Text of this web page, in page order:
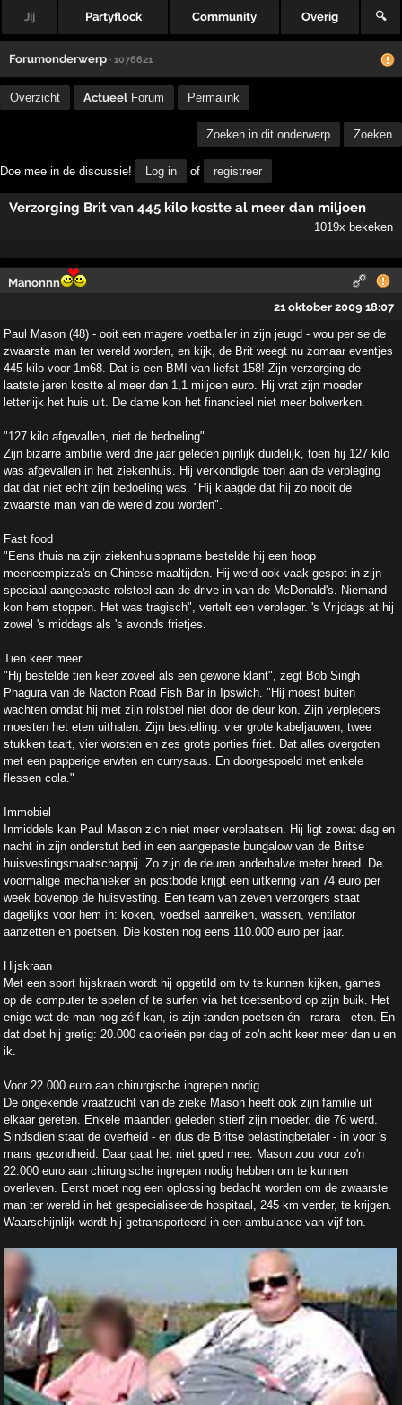
Jij Partyflock Community Overig 🔍
Forumonderwerp · 1076621
Overzicht Actueel Forum Permalink
Zoeken in dit onderwerp Zoeken
Doe mee in de discussie! Log in of registreer
Verzorging Brit van 445 kilo kostte al meer dan miljoen
1019x bekeken
Manonnn
21 oktober 2009 18:07
Paul Mason (48) - ooit een magere voetballer in zijn jeugd - wou per se de
zwaarste man ter wereld worden, en kijk, de Brit weegt nu zomaar eventjes
445 kilo voor 1m68. Dat is een BMI van liefst 158! Zijn verzorging de
laatste jaren kostte al meer dan 1,1 miljoen euro. Hij vrat zijn moeder
letterlijk het huis uit. De dame kon het financieel niet meer bolwerken.
"127 kilo afgevallen, niet de bedoeling"
Zijn bizarre ambitie werd drie jaar geleden pijnlijk duidelijk, toen hij 127 kilo
was afgevallen in het ziekenhuis. Hij verkondigde toen aan de verpleging
dat dat niet echt zijn bedoeling was. "Hij klaagde dat hij zo nooit de
zwaarste man van de wereld zou worden".
Fast food
"Eens thuis na zijn ziekenhuisopname bestelde hij een hoop
meeneempizza's en Chinese maaltijden. Hij werd ook vaak gespot in zijn
speciaal aangepaste rolstoel aan de drive-in van de McDonald's. Niemand
kon hem stoppen. Het was tragisch", vertelt een verpleger. 's Vrijdags at hij
zowel 's middags als 's avonds frietjes.
Tien keer meer
"Hij bestelde tien keer zoveel als een gewone klant", zegt Bob Singh
Phagura van de Nacton Road Fish Bar in Ipswich. "Hij moest buiten
wachten omdat hij met zijn rolstoel niet door de deur kon. Zijn verplegers
moesten het eten uithalen. Zijn bestelling: vier grote kabeljauwen, twee
stukken taart, vier worsten en zes grote porties friet. Dat alles overgoten
met een papperige erwten en currysaus. En doorgespoeld met enkele
flessen cola."
Immobiel
Inmiddels kan Paul Mason zich niet meer verplaatsen. Hij ligt zowat dag en
nacht in zijn onderstut bed in een aangepaste bungalow van de Britse
huisvestingsmaatschappij. Zo zijn de deuren anderhalve meter breed. De
voormalige mechanieker en postbode krijgt een uitkering van 74 euro per
week bovenop de huisvesting. Een team van zeven verzorgers staat
dagelijks voor hem in: koken, voedsel aanreiken, wassen, ventilator
aanzetten en poetsen. Die kosten nog eens 110.000 euro per jaar.
Hijskraan
Met een soort hijskraan wordt hij opgetild om tv te kunnen kijken, games
op de computer te spelen of te surfen via het toetsenbord op zijn buik. Het
enige wat de man nog zélf kan, is zijn tanden poetsen én - rarara - eten. En
dat doet hij gretig: 20.000 calorieën per dag of zo'n acht keer meer dan u en
ik.
Voor 22.000 euro aan chirurgische ingrepen nodig
De ongekende vraatzucht van de zieke Mason heeft ook zijn familie uit
elkaar gereten. Enkele maanden geleden stierf zijn moeder, die 76 werd.
Sindsdien staat de overheid - en dus de Britse belastingbetaler - in voor 's
mans gezondheid. Daar gaat het niet goed mee: Mason zou voor zo'n
22.000 euro aan chirurgische ingrepen nodig hebben om te kunnen
overleven. Eerst moet nog een oplossing bedacht worden om de zwaarste
man ter wereld in het gespecialiseerde hospitaal, 245 km verder, te krijgen.
Waarschijnlijk wordt hij getransporteerd in een ambulance van vijf ton.